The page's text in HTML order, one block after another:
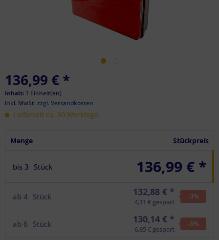
136,99 € *
Inhalt: 1 Einheit(en)
inkl. MwSt. zzgl. Versandkosten
Lieferzeit ca. 30 Werktage
Menge Stückpreis
bis 3 Stück 136,99 € *
ab 4 Stück 132,88 € *
4,11 € gespart
-3%
ab 6 Stück 130,14 € *
6,85 € gespart
-5%